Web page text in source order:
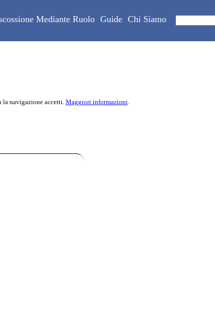
Mediante Ruolo Guide Chi Siamo
la navigazione accetti. Maggiori informazioni.